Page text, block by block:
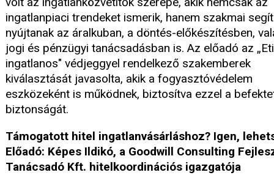
ingatlanpiaci trendeket ismerik, hanem szakmai
nyújtanak az áralkuban, a döntés-előkészítésben,
jogi és pénzügyi tanácsadásban is. Az előadó az
ingatlanos" védjeggyel rendelkező szakemberek
kiválasztását javasolta, akik a fogyasztóvédelem
eszközeként is működnek, biztosítva ezzel a
biztonságát.
Támogatott hitel ingatlanvásárláshoz? Igen,
Előadó: Képes Ildikó, a Goodwill Consulting
Tanácsadó Kft. hitelkoordinációs igazgatója